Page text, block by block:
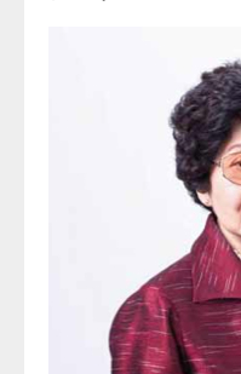
ประวัติโรงเรียนรังสีเทคนิค (ห
ประวัตินักฟิสิกส์การแพทย์
ประวัติพยาบาลกับงานทางรังสีวิ